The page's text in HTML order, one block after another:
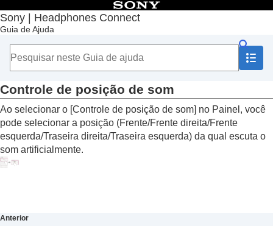
Sony | Headphones Connect
Guia de Ajuda
Índice
Início
Introdução
Como usar
Sobre o Painel “Sony | Headphones Connect”
Funções exibidas na guia [Status]
Funções exibidas na guia [Som]
Usar Config. rápidas de som
Ajuste da função de cancelamento de ruído e
modo de som ambiente (Controle som
ambiente
Controle de posição de som
Ao selecionar o [Controle de posição de som] no Painel, você
pode selecionar a posição (Frente/Frente direita/Frente
esquerda/Traseira direita/Traseira esquerda) da qual escuta o
som artificialmente.
Anterior